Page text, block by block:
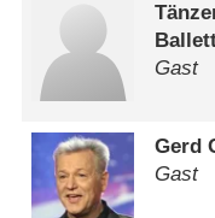
Gast
Gerd
Gast